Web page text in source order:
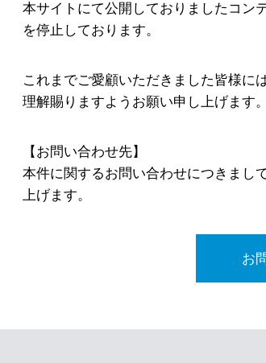
本サイトにて公開しておりましたコン
を停止しております。
これまでご愛顧いただきました皆様に
理解賜りますようお願い申し上げます。
【お問い合わせ先】
本件に関するお問い合わせにつきまし
上げます。
お